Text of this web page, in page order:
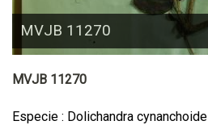
MVJB 11270
MVJB 11270
Especie : Dolichandra